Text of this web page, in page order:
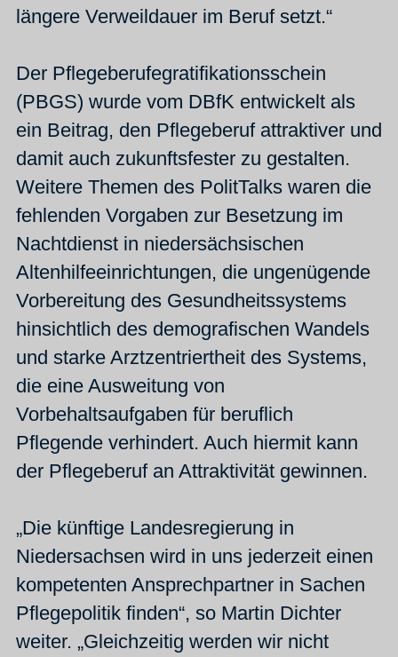
längere Verweildauer im Beruf setzt.“
Der Pflegeberufegratifikationsschein
(PBGS) wurde vom DBfK entwickelt als
ein Beitrag, den Pflegeberuf attraktiver und
damit auch zukunftsfester zu gestalten.
Weitere Themen des PolitTalks waren die
fehlenden Vorgaben zur Besetzung im
Nachtdienst in niedersächsischen
Altenhilfeeinrichtungen, die ungenügende
Vorbereitung des Gesundheitssystems
hinsichtlich des demografischen Wandels
und starke Arztzentriertheit des Systems,
die eine Ausweitung von
Vorbehaltsaufgaben für beruflich
Pflegende verhindert. Auch hiermit kann
der Pflegeberuf an Attraktivität gewinnen.
„Die künftige Landesregierung in
Niedersachsen wird in uns jederzeit einen
kompetenten Ansprechpartner in Sachen
Pflegepolitik finden“, so Martin Dichter
weiter. „Gleichzeitig werden wir nicht